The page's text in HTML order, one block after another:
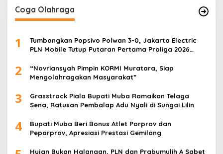
Coga Olahraga
1
Tumbangkan Popsivo Polwan 3-0, Jakarta Electric
PLN Mobile Tutup Putaran Pertama Proliga 2026
2
“Novriansyah Pimpin KORMI Muratara, Siap
Mengolahragakan Masyarakat”
3
Grasstrack Piala Bupati Muba Ramaikan Telaga
Sena, Ratusan Pembalap Adu Nyali di Sungai Lilin
4
Bupati Muba Beri Bonus Atlet Porprov dan
Peparprov, Apresiasi Prestasi Gemilang
Hujan Bukan Halangan, PLN dan Prabumulih A Sabet